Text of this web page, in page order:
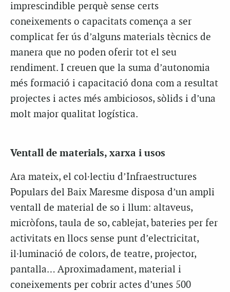
imprescindible perquè sense certs
coneixements o capacitats comença a ser
complicat fer ús d’alguns materials tècnics de
manera que no poden oferir tot el seu
rendiment. I creuen que la suma d’autonomia
més formació i capacitació dona com a resultat
projectes i actes més ambiciosos, sòlids i d’una
molt major qualitat logística.
Ventall de materials, xarxa i usos
Ara mateix, el col·lectiu d’Infraestructures
Populars del Baix Maresme disposa d’un ampli
ventall de material de so i llum: altaveus,
micròfons, taula de so, cablejat, bateries per fer
activitats en llocs sense punt d’electricitat,
il·luminació de colors, de teatre, projector,
pantalla… Aproximadament, material i
coneixements per cobrir actes d’unes 500